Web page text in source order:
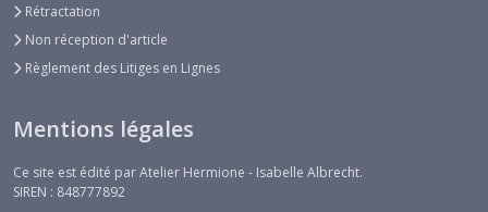
Rétractation
Non réception d'article
Règlement des Litiges en Lignes
Mentions légales
Ce site est édité par Atelier Hermione - Isabelle Albrecht.
SIREN : 848777892